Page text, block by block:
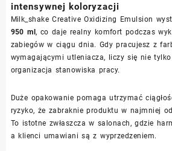
intensywnej koloryzacji
Milk_shake Creative Oxidizing Emulsion
950 ml, co daje realny komfort podczas
zabiegów w ciągu dnia. Gdy pracujesz z
wymagającymi utleniacza, liczy się nie
organizacja stanowiska pracy.
Duże opakowanie pomaga utrzymać
ryzyko, że zabraknie produktu w najmniej
To istotne zwłaszcza w salonach, gdzie
a klienci umawiani są z wyprzedzeniem.